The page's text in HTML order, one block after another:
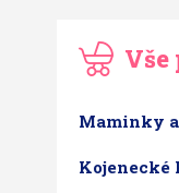
Vše
Maminky
Kojenecké